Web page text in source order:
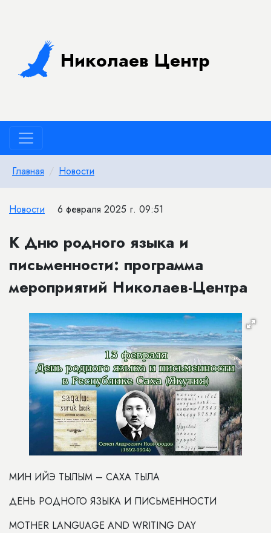
Николаев Центр
Главная Новости
Новости 6 февраля 2025 г. 09:51
К Дню родного языка и
письменности: программа
мероприятий Николаев-Центра
МИН ИЙЭ ТЫЛЫМ – САХА ТЫЛА
ДЕНЬ РОДНОГО ЯЗЫКА И ПИСЬМЕННОСТИ
MOTHER LANGUAGE AND WRITING DAY